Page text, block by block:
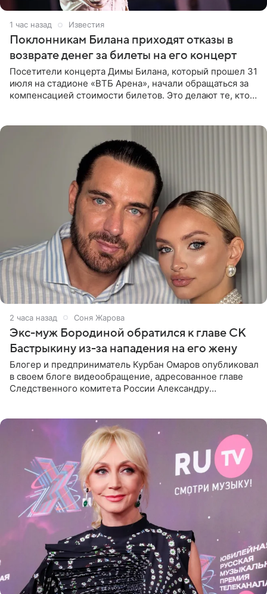
1 час назад Известия
Поклонникам Билана приходят отказы в
возврате денег за билеты на его концерт
Посетители концерта Димы Билана, который прошел 31
июля на стадионе «ВТБ Арена», начали обращаться за
компенсацией стоимости билетов. Это делают те, кто
2 часа назад Соня Жарова
Экс-муж Бородиной обратился к главе СК
Бастрыкину из-за нападения на его жену
Блогер и предприниматель Курбан Омаров опубликовал
в своем блоге видеообращение, адресованное главе
Следственного комитета России Александру